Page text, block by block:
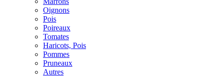
Oignons
Pois
Poireaux
Tomates
Haricots, Pois
Pommes
Pruneaux
Autres